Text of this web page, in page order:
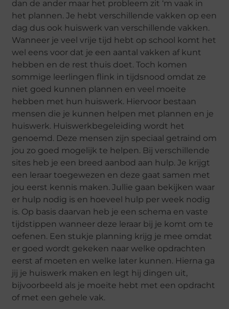
dan de ander maar het probleem zit ‘m vaak in
het plannen. Je hebt verschillende vakken op een
dag dus ook huiswerk van verschillende vakken.
Wanneer je veel vrije tijd hebt op school komt het
wel eens voor dat je een aantal vakken af kunt
hebben en de rest thuis doet. Toch komen
sommige leerlingen flink in tijdsnood omdat ze
niet goed kunnen plannen en veel moeite
hebben met hun huiswerk. Hiervoor bestaan
mensen die je kunnen helpen met plannen en je
huiswerk. Huiswerkbegeleiding wordt het
genoemd. Deze mensen zijn speciaal getraind om
jou zo goed mogelijk te helpen. Bij verschillende
sites heb je een breed aanbod aan hulp. Je krijgt
een leraar toegewezen en deze gaat samen met
jou eerst kennis maken. Jullie gaan bekijken waar
er hulp nodig is en hoeveel hulp per week nodig
is. Op basis daarvan heb je een schema en vaste
tijdstippen wanneer deze leraar bij je komt om te
oefenen. Een stukje planning krijg je mee omdat
er goed wordt gekeken naar welke opdrachten
eerst af moeten en welke later kunnen. Hierna ga
jij je huiswerk maken en legt hij dingen uit,
bijvoorbeeld als je moeite hebt met een opdracht
of met een gehele vak.